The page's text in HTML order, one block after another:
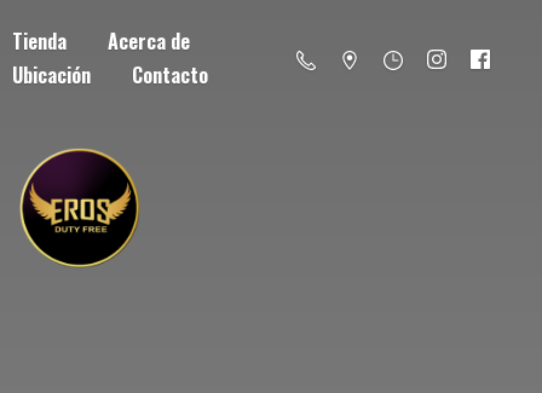
Tienda
Acerca de
Ubicación
Contacto